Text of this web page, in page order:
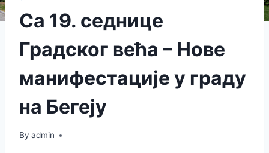
Са 19. седнице
Градског већа – Нове
манифестације у граду
на Бегеју
By admin